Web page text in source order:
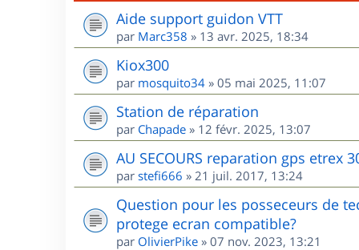
Aide support guidon VTT
par Marc358 » 13 avr. 2025, 18:34
Kiox300
par mosquito34 » 05 mai 2025, 11:07
Station de réparation
par Chapade » 12 févr. 2025, 13:07
AU SECOURS reparation gps etrex
par stefi666 » 21 juil. 2017, 13:24
Question pour les posseceurs de
protege ecran compatible?
par OlivierPike » 07 nov. 2023, 13:21